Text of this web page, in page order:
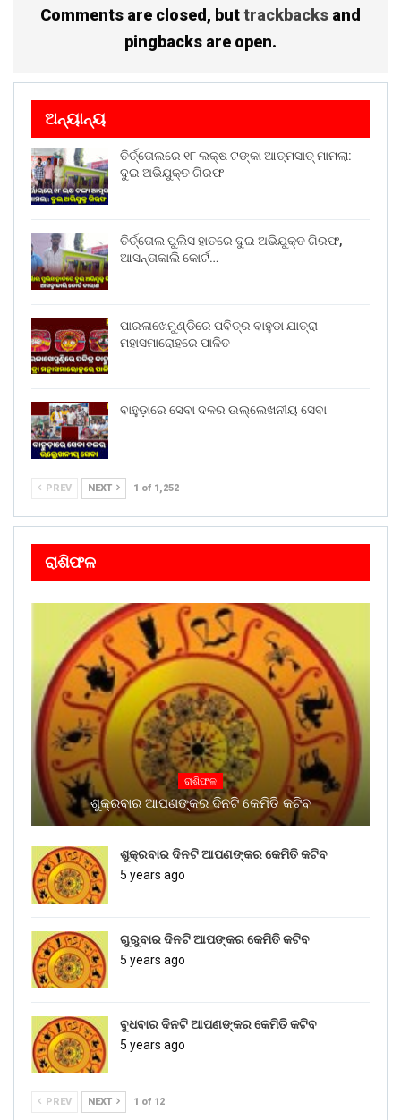
ରଖନ୍ତି । କୃଷି ବିଭାଗ ମଧ୍ୟ ପ୍ରତି ସପ୍ତାହ ଅନ୍ତରରେ ଆସି ଫସଲ
ସମ୍ବନ୍ଧୀୟ ଉନ୍ନତ ଜ୍ଞାନ କୌଶଳ ପ୍ରୟୋଗ ସହିତ ଉପଦେଶ ମଧ୍ୟ
Share on:
WhatsApp
Comments are closed, buttrackbacks and
pingbacks are open.
ଅନ୍ୟାନ୍ୟ
ତିର୍ତ୍ତୋଲରେ ୧୮ ଲକ୍ଷ ଟଙ୍କା ଆତ୍ମସାତ୍ ମାମଲା:
ଦୁଇ ଅଭିଯୁକ୍ତ ଗିରଫ
ତିର୍ତ୍ତୋଲ ପୁଲିସ ହାତରେ ଦୁଇ ଅଭିଯୁକ୍ତ ଗିରଫ,
ଆସନ୍ତାକାଲି କୋର୍ଟ…
ପାରଳାଖେମୁଣ୍ଡିରେ ପବିତ୍ର ବାହୁଡା ଯାତ୍ରା
ମହାସମାରୋହରେ ପାଳିତ
ବାହୁଡ଼ାରେ ସେବା ଦଳର ଉଲ୍ଲେଖନୀୟ ସେବା
PREV NEXT 1 of 1,252
ରାଶିଫଳ
ରାଶିଫଳ
ଶୁକ୍ରବାର ଆପଣଙ୍କର ଦିନଟି କେମିତି କଟିବ
ଶୁକ୍ରବାର ଦିନଟି ଆପଣଙ୍କର କେମିତି କଟିବ
5 years ago
ଗୁରୁବାର ଦିନଟି ଆପଙ୍କର କେମିତି କଟିବ
5 years ago
ବୁଧବାର ଦିନଟି ଆପଣଙ୍କର କେମିତି କଟିବ
5 years ago
PREV NEXT 1 of 12